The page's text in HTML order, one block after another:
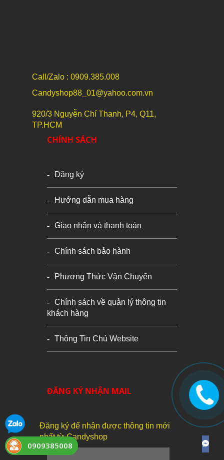
Call/Zalo : 0909.385.008
Candyshop88_01@yahoo.com.vn
920/3 Nguyễn Chí Thanh, P4, Q11,
TP.HCM
CHÍNH SÁCH
Đăng ký
Hướng dẫn mua hàng
Giao nhận và thanh toán
Chính sách bảo hành
Phương Thức Vận Chuyển
Chính sách về quản lý thông tin
khách hàng
Thông Tin Chủ Website
ĐĂNG KÝ NHẬN MAIL
Đăng ký để nhận được thông tin mới
nhất từ Candyshop
0909385008